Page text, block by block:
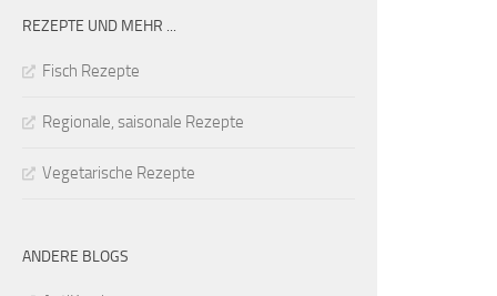
REZEPTE UND MEHR ...
Fisch Rezepte
Regionale, saisonale Rezepte
Vegetarische Rezepte
ANDERE BLOGS